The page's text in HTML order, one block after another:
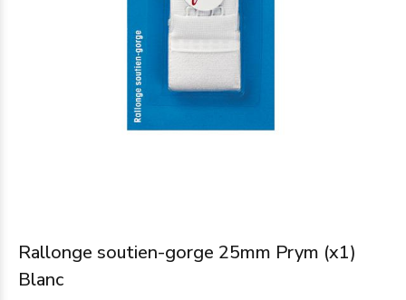
Rallonge soutien-gorge 25mm Prym (x1)
Blanc